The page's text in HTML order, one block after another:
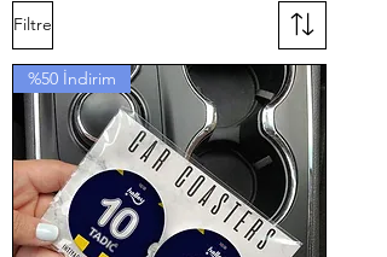
Filtre
%50 İndirim